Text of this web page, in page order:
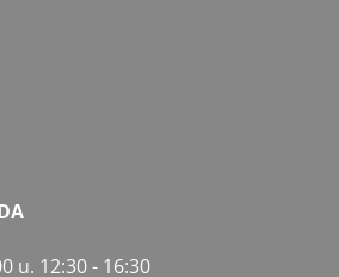
u. 12:30 - 16:30